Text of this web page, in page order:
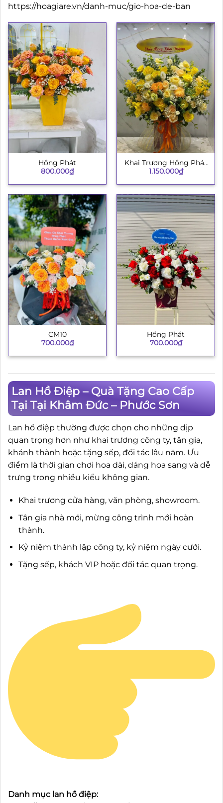
https://hoagiare.vn/danh-muc/gio-hoa-de-ban
Hồng Phát
800.000₫
Khai Trương Hồng Phát
8
1.150.000₫
CM10
700.000₫
Hồng Phát
700.000₫
Lan Hồ Điệp – Quà Tặng Cao Cấp
Tại Tại Khâm Đức – Phước Sơn
Lan hồ điệp thường được chọn cho những dịp
quan trọng hơn như khai trương công ty, tân gia,
khánh thành hoặc tặng sếp, đối tác lâu năm. Ưu
điểm là thời gian chơi hoa dài, dáng hoa sang và dễ
trưng trong nhiều kiểu không gian.
Khai trương cửa hàng, văn phòng, showroom.
Tân gia nhà mới, mừng công trình mới hoàn
thành.
Kỷ niệm thành lập công ty, kỷ niệm ngày cưới.
Tặng sếp, khách VIP hoặc đối tác quan trọng.
Danh mục lan hồ điệp: